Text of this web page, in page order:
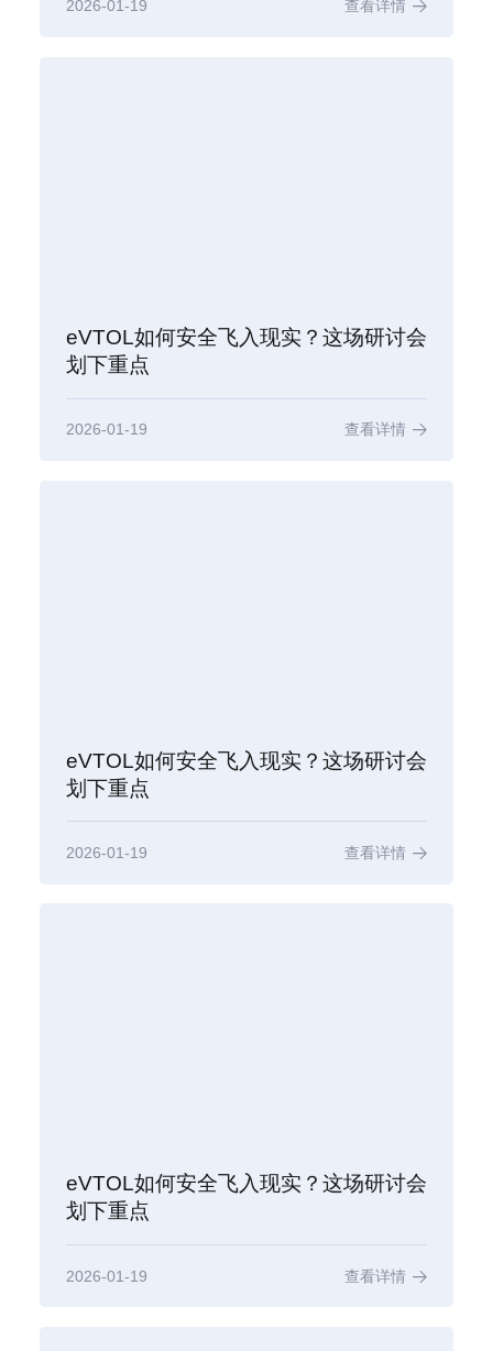
2026-01-19 查看详情
eVTOL如何安全飞入现实？这场研讨会
划下重点
2026-01-19 查看详情
eVTOL如何安全飞入现实？这场研讨会
划下重点
2026-01-19 查看详情
eVTOL如何安全飞入现实？这场研讨会
划下重点
2026-01-19 查看详情